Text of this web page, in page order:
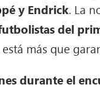
y Endrick. La
del
más que
durante el